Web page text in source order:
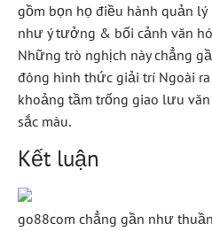
gồm bọn họ điều hành quản
như ý tưởng & bối cảnh văn
Những trò nghịch này chẳng
đông hình thức giải trí Ngoài
khoảng tầm trống giao lưu
sắc màu.
Kết luận
go88com chẳng gần như